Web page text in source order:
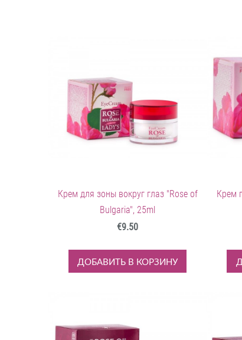
Крем для зоны вокруг глаз "Rose of
Bulgaria", 25ml
€9.50
ДОБАВИТЬ В КОРЗИНУ
Крем